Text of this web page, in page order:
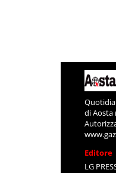
di Aosta
Editore
LG